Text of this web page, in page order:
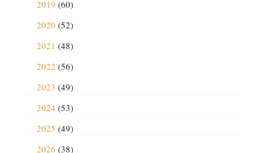
2019 (60)
2020 (52)
2021 (48)
2022 (56)
2023 (49)
2024 (53)
2025 (49)
2026 (38)